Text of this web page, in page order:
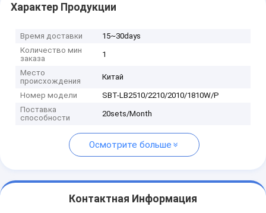
Характер Продукции
Время доставки
15~30days
Количество мин
заказа
1
Место
происхождения
Китай
Номер модели
SBT-LB2510/2210/2010/1810W/P
Поставка
способности
20sets/Month
Осмотрите больше
Контактная Информация